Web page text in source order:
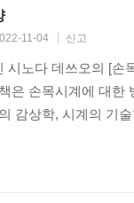
11-04 신고
시노다 데쓰오의 [
은 손목시계에 대
감상학, 시계의 기